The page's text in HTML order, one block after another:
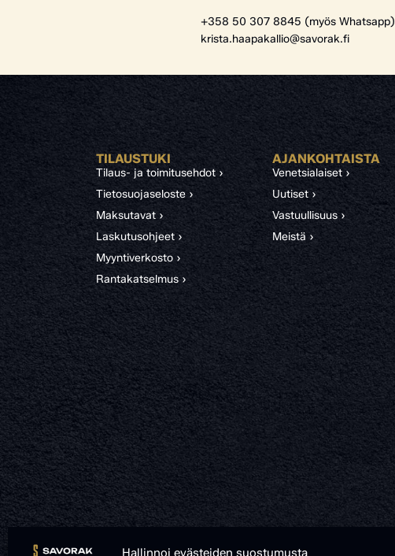
Hallinnoi evästeiden suostumusta
+358 50 307 8845 (myös Whatsapp)
krista.haapakallio@savorak.fi
TILAUSTUKI
Tilaus- ja toimitusehdot ›
Tietosuojaseloste ›
Maksutavat ›
Laskutusohjeet ›
Myyntiverkosto ›
Rantakatselmus ›
AJANKOHTAISTA
Venetsialaiset ›
Uutiset ›
Vastuullisuus ›
Meistä ›